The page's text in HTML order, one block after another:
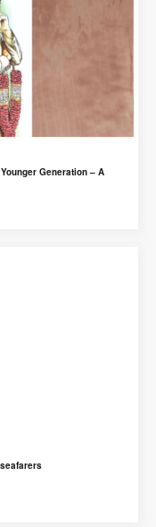
Generation – A